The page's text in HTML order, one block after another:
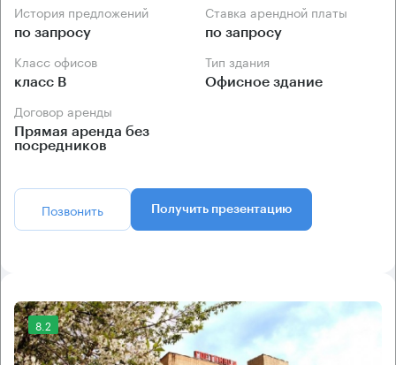
История предложений
по запросу
Ставка арендной платы
по запросу
Класс офисов
класс B
Тип здания
Офисное здание
Договор аренды
Прямая аренда без
посредников
Позвонить Получить презентацию
8.2